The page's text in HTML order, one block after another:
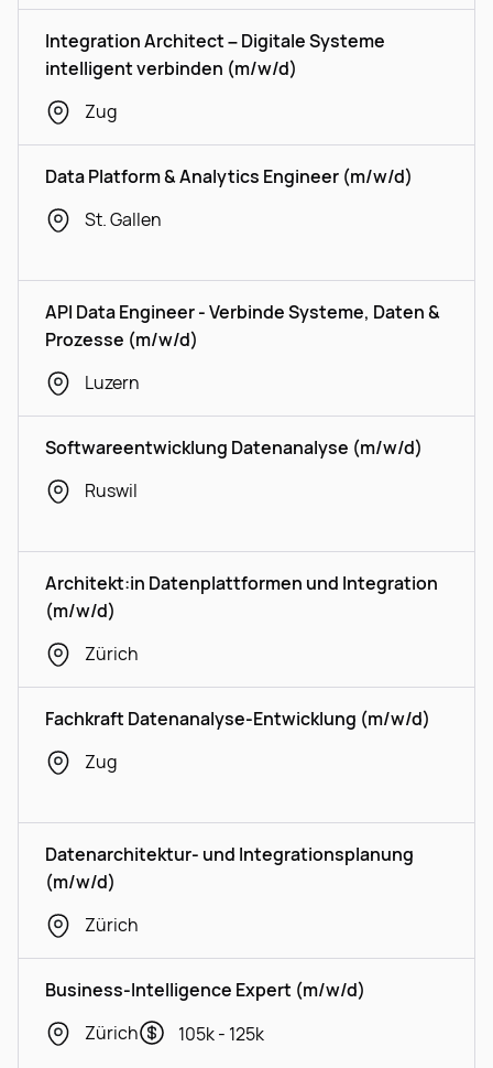
Integration Architect – Digitale Systeme
intelligent verbinden (m/w/d)
Zug
Data Platform & Analytics Engineer (m/w/d)
St. Gallen
API Data Engineer - Verbinde Systeme, Daten &
Prozesse (m/w/d)
Luzern
Softwareentwicklung Datenanalyse (m/w/d)
Ruswil
Architekt:in Datenplattformen und Integration
(m/w/d)
Zürich
Fachkraft Datenanalyse-Entwicklung (m/w/d)
Zug
Datenarchitektur- und Integrationsplanung
(m/w/d)
Zürich
Business-Intelligence Expert (m/w/d)
Zürich
105k - 125k